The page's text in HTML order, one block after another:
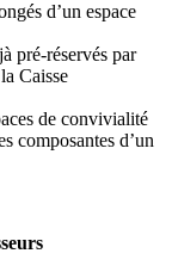
d’un espace
pré-réservés par
Caisse
de convivialité
composantes d’un